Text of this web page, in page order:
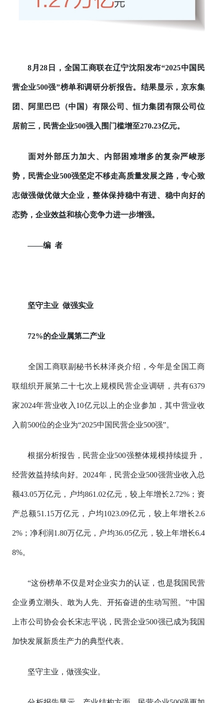
8月28日，全国工商联在辽宁沈阳发布“2025中国民
营企业500强”榜单和调研分析报告。结果显示，京东集
团、阿里巴巴（中国）有限公司、恒力集团有限公司位
居前三，民营企业500强入围门槛增至270.23亿元。
面对外部压力加大、内部困难增多的复杂严峻形
势，民营企业500强坚定不移走高质量发展之路，专心致
志做强做优做大企业，整体保持稳中有进、稳中向好的
态势，企业效益和核心竞争力进一步增强。
——编 者
坚守主业 做强实业
72%的企业属第二产业
全国工商联副秘书长林泽炎介绍，今年是全国工商
联组织开展第二十七次上规模民营企业调研，共有6379
家2024年营业收入10亿元以上的企业参加，其中营业收
入前500位的企业为“2025中国民营企业500强”。
根据分析报告，民营企业500强整体规模持续提升，
经营效益持续向好。2024年，民营企业500强营业收入总
额43.05万亿元，户均861.02亿元，较上年增长2.72%；资
产总额51.15万亿元，户均1023.09亿元，较上年增长2.6
2%；净利润1.80万亿元，户均36.05亿元，较上年增长6.4
8%。
“这份榜单不仅是对企业实力的认证，也是我国民营
企业勇立潮头、敢为人先、开拓奋进的生动写照。”中国
上市公司协会会长宋志平说，民营企业500强已成为我国
加快发展新质生产力的典型代表。
坚守主业，做强实业。